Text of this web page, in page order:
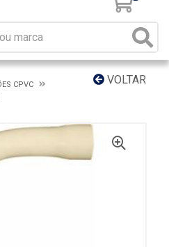
VOLTAR
CPVC